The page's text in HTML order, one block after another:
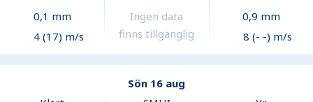
0,1 mm
4 (17) m/s
Ingen data
finns tillgänglig
0,9 mm
8 (- -) m/s
Sön 16 aug